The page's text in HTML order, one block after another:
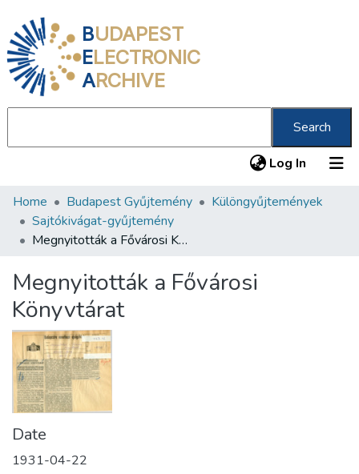
BUDAPEST
ELECTRONIC
ARCHIVE
Search
Log In (current)
Communities & Collections
All of DSpace
About us
Home Budapest Gyűjtemény
Különgyűjtemények
Sajtókivágat-gyűjtemény
Megnyitották a Fővárosi Könyvtárat
Megnyitották a Fővárosi
Könyvtárat
Date
1931-04-22